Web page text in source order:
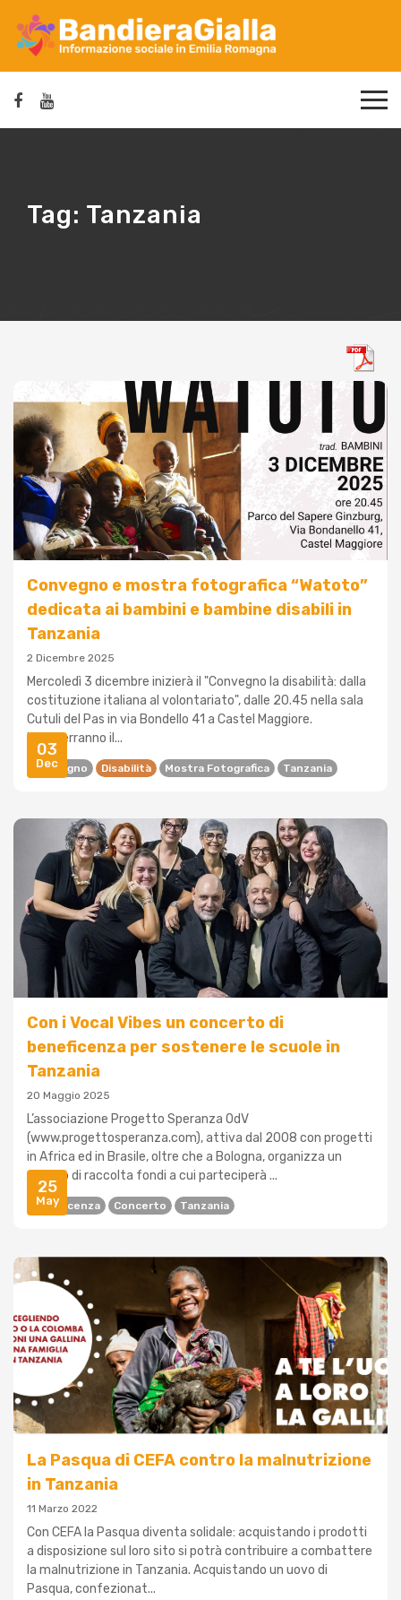
Tag: Tanzania
03
Dec
Convegno e mostra fotografica “Watoto”
dedicata ai bambini e bambine disabili in
Tanzania
2 Dicembre 2025
Mercoledì 3 dicembre inizierà il "Convegno la disabilità: dalla
costituzione italiana al volontariato", dalle 20.45 nella sala
Cutuli del Pas in via Bondello 41 a Castel Maggiore.
Interverranno il...
Convegno Disabilità Mostra Fotografica Tanzania
25
May
Con i Vocal Vibes un concerto di
beneficenza per sostenere le scuole in
Tanzania
20 Maggio 2025
L’associazione Progetto Speranza OdV
(www.progettosperanza.com), attiva dal 2008 con progetti
in Africa ed in Brasile, oltre che a Bologna, organizza un
evento di raccolta fondi a cui parteciperà ...
Beneficenza Concerto Tanzania
La Pasqua di CEFA contro la malnutrizione
in Tanzania
11 Marzo 2022
Con CEFA la Pasqua diventa solidale: acquistando i prodotti
a disposizione sul loro sito si potrà contribuire a combattere
la malnutrizione in Tanzania. Acquistando un uovo di
Pasqua, confezionat...